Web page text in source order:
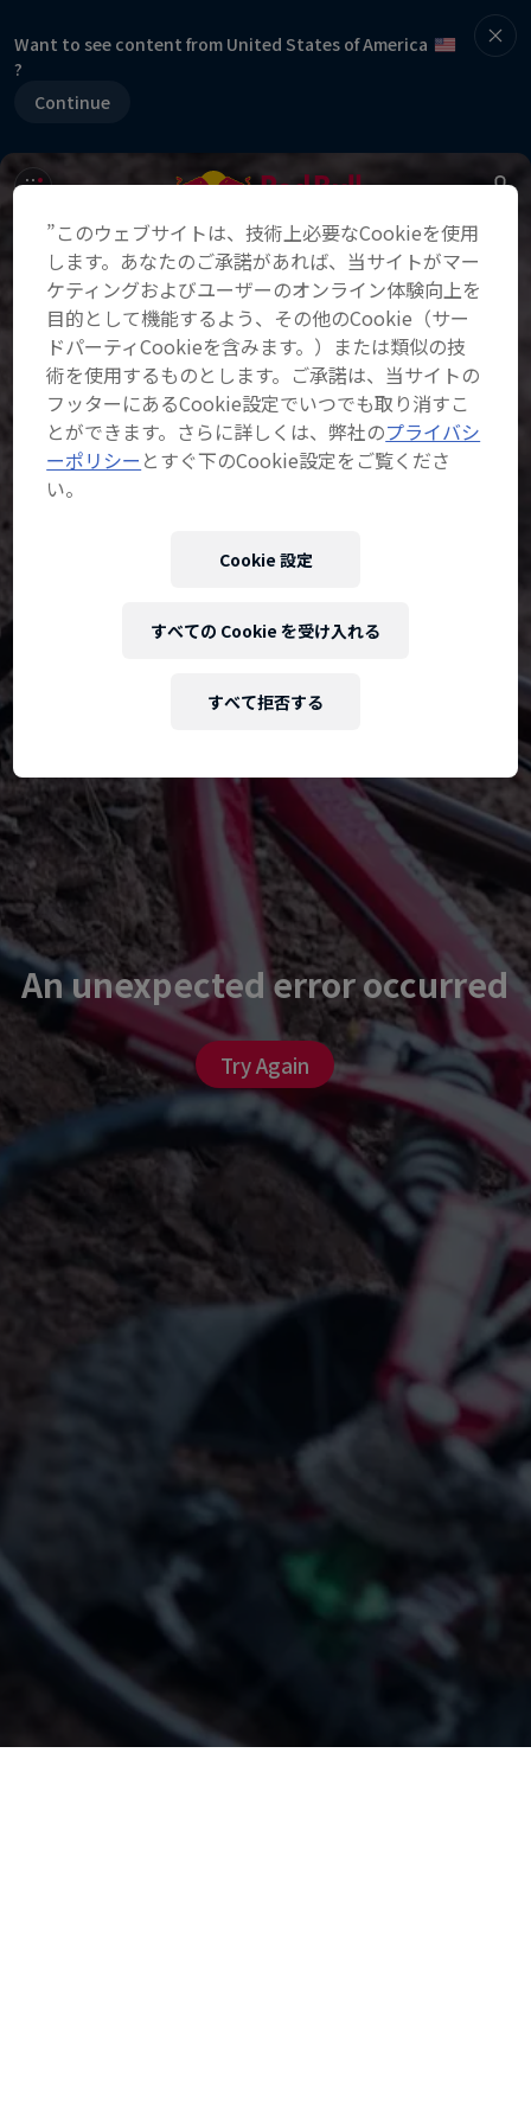
Want to see content from United States of America
?
Continue
An unexpected error occurred
Try Again
”このウェブサイトは、技術上必要なCookieを使用
します。あなたのご承諾があれば、当サイトがマー
ケティングおよびユーザーのオンライン体験向上を
目的として機能するよう、その他のCookie（サー
ドパーティCookieを含みます。）または類似の技
術を使用するものとします。ご承諾は、当サイトの
フッターにあるCookie設定でいつでも取り消すこ
とができます。さらに詳しくは、弊社のプライバシ
ーポリシー とすぐ下のCookie設定をご覧くださ
い。
Cookie 設定
すべて拒否する
すべての Cookie を受け入れる